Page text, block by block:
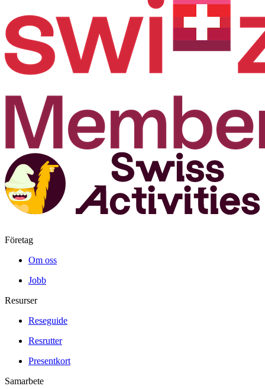
Företag
Om oss
Jobb
Resurser
Reseguide
Resrutter
Presentkort
Samarbete